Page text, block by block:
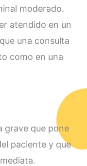
moderado.
atendido en un
una consulta
como en una
grave que pone
paciente y que